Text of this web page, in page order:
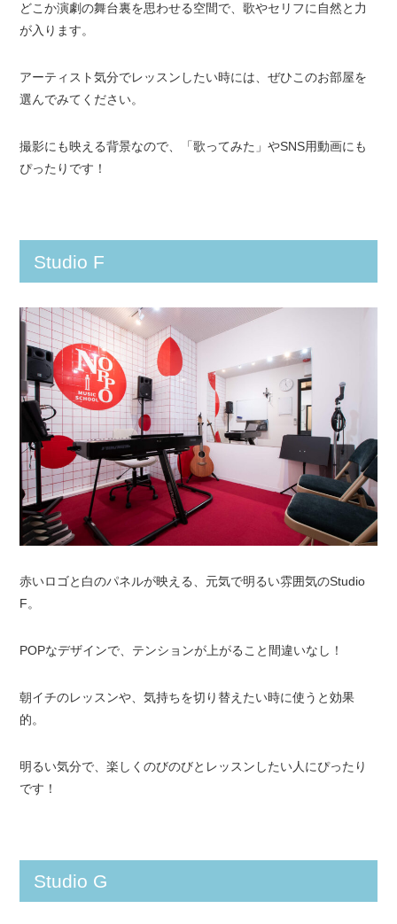
どこか演劇の舞台裏を思わせる空間で、歌やセリフに自然と力
が入ります。
アーティスト気分でレッスンしたい時には、ぜひこのお部屋を
選んでみてください。
撮影にも映える背景なので、「歌ってみた」やSNS用動画にも
ぴったりです！
Studio F
赤いロゴと白のパネルが映える、元気で明るい雰囲気のStudio
F。
POPなデザインで、テンションが上がること間違いなし！
朝イチのレッスンや、気持ちを切り替えたい時に使うと効果
的。
明るい気分で、楽しくのびのびとレッスンしたい人にぴったり
です！
Studio G